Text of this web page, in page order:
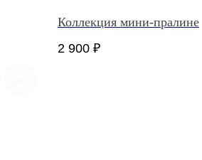
Коллекция мини-пралине
2 900 ₽